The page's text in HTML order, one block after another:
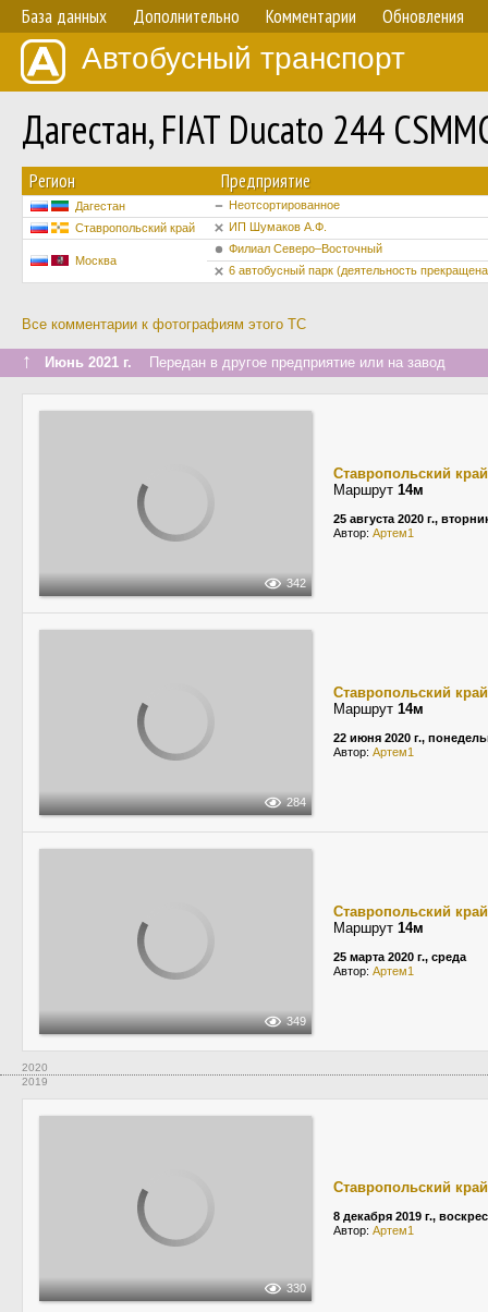
База данных Дополнительно Комментарии Обновления
Автобусный транспорт
Дагестан, FIAT Ducato 244
Регион Предприятие
Дагестан
Неотсортированное
Ставропольский край
ИП Шумаков А.Ф.
Москва
Филиал Северо–Восточный
6 автобусный парк (деятельность
Все комментарии к фотографиям этого ТС
↑ Июнь 2021 г. Передан в другое предприятие или на завод
342
Ставропольский край
Маршрут 14м
25 августа 2020 г.,
Автор: Артем1
284
Ставропольский край
Маршрут 14м
22 июня 2020 г.,
Автор: Артем1
349
Ставропольский край
Маршрут 14м
25 марта 2020 г., среда
Автор: Артем1
2020
2019
330
Ставропольский край
8 декабря 2019 г.,
Автор: Артем1